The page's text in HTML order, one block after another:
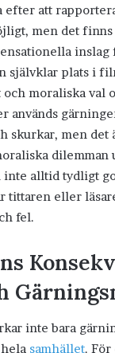
efter att
men det finns
inslag
självklar plats i
moraliska val
används
skurkar, men det
dilemman
alltid tydligt
tittaren eller
fel.
inte bara
samhället. För